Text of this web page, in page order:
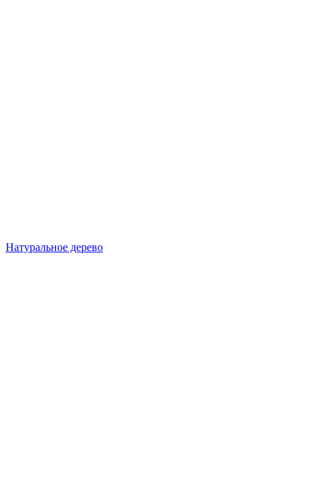
Натуральное дерево